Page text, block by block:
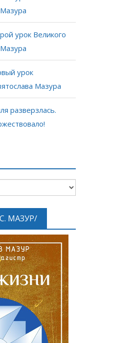
урок Великого
урок
Мазура
разверзлась.
МАЗУР/